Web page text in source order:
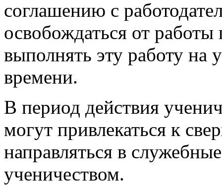
соглашению с
освобождаться от
выполнять эту работу на
времени.
В период действия
могут привлекаться к
направляться в
ученичеством.